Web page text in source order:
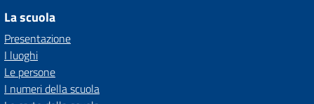
La scuola
Presentazione
I luoghi
Le persone
I numeri della scuola